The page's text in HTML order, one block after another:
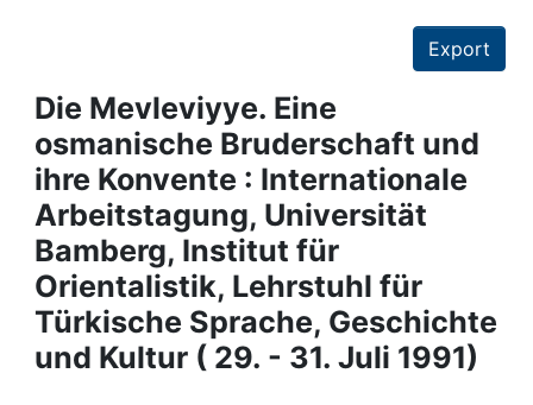
Projects
People
Institutions
Awards
My FIS
Export
Die Mevleviyye. Eine
osmanische Bruderschaft und
ihre Konvente : Internationale
Arbeitstagung, Universität
Bamberg, Institut für
Orientalistik, Lehrstuhl für
Türkische Sprache, Geschichte
und Kultur ( 29. - 31. Juli 1991)